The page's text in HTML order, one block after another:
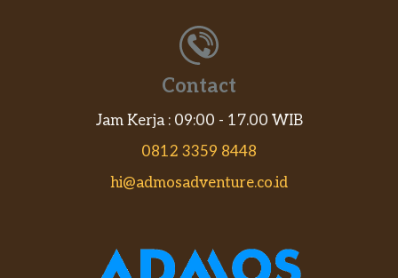
Contact
Jam Kerja : 09:00 - 17.00 WIB
0812 3359 8448
hi@admosadventure.co.id